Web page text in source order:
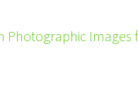
Photographic Images